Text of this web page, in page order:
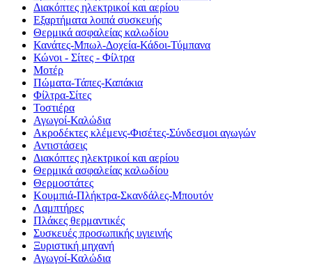
Διακόπτες ηλεκτρικοί και αερίου
Εξαρτήματα λοιπά συσκευής
Θερμικά ασφαλείας καλωδίου
Κανάτες-Μπωλ-Δοχεία-Κάδοι-Τύμπανα
Κώνοι - Σίτες - Φίλτρα
Μοτέρ
Πώματα-Τάπες-Καπάκια
Φίλτρα-Σίτες
Τοστιέρα
Αγωγοί-Καλώδια
Ακροδέκτες κλέμενς-Φισέτες-Σύνδεσμοι αγωγών
Αντιστάσεις
Διακόπτες ηλεκτρικοί και αερίου
Θερμικά ασφαλείας καλωδίου
Θερμοστάτες
Κουμπιά-Πλήκτρα-Σκανδάλες-Μπουτόν
Λαμπτήρες
Πλάκες θερμαντικές
Συσκευές προσωπικής υγιεινής
Ξυριστική μηχανή
Αγωγοί-Καλώδια